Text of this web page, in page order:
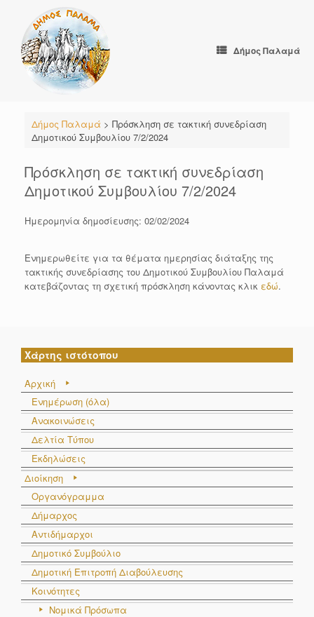
content
Δήμος Παλαμά
Δήμος Παλαμά > Πρόσκληση σε τακτική συνεδρίαση
Δημοτικού Συμβουλίου 7/2/2024
Πρόσκληση σε τακτική συνεδρίαση
Δημοτικού Συμβουλίου 7/2/2024
Ημερομηνία δημοσίευσης: 02/02/2024
Ενημερωθείτε για τα θέματα ημερησίας διάταξης της
τακτικής συνεδρίασης του Δημοτικού Συμβουλίου Παλαμά
κατεβάζοντας τη σχετική πρόσκληση κάνοντας κλικ εδώ.
Χάρτης ιστότοπου
Αρχική
Ενημέρωση (όλα)
Ανακοινώσεις
Δελτία Τύπου
Εκδηλώσεις
Διοίκηση
Οργανόγραμμα
Δήμαρχος
Αντιδήμαρχοι
Δημοτικό Συμβούλιο
Δημοτική Επιτροπή Διαβούλευσης
Κοινότητες
Νομικά Πρόσωπα